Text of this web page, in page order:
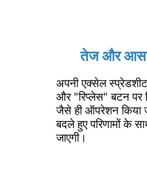
तेज और
अपनी एक्सेल
और "रिप्लेस" बटन पर
जैसे ही ऑपरेशन किया
बदले हुए परिणामों के
जाएगी।